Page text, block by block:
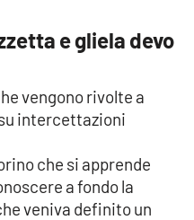
e gliela devo
vengono rivolte a
intercettazioni
che si apprende
a fondo la
veniva definito un